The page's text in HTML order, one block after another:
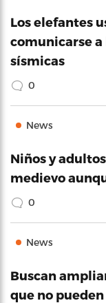
Los elefantes
comunicarse
sísmicas
0
News
Niños y
medievo
0
News
Buscan
que no